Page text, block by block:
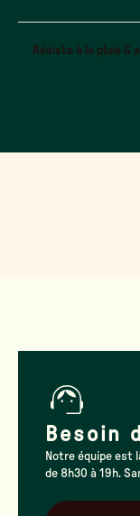
Résiste à la pluie &
Besoin
Notre équipe est
de 8h30 à 19h.